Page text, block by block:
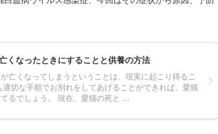
くなったときにすることと供養の方法
亡くなってしまうということは、現実に起こり得るこ
切な手順でお別れをしてあげることができれば、愛猫
るでしょう。 現在、愛猫の死と ...